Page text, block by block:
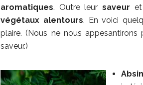
aromatiques. Outre leur saveur
végétaux alentours. En voici
plaire. (Nous ne nous
saveur.)